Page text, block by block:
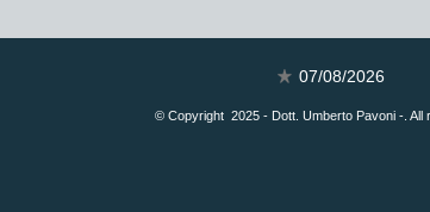
07/08/2026
© Copyright 2025 - Dott. Umberto Pavoni -. All